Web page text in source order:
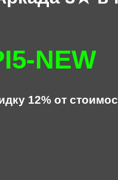
NEW
12% от